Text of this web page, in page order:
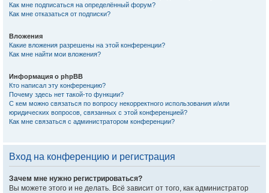
Как мне подписаться на определённый форум?
Как мне отказаться от подписки?
Вложения
Какие вложения разрешены на этой конференции?
Как мне найти мои вложения?
Информация о phpBB
Кто написал эту конференцию?
Почему здесь нет такой-то функции?
С кем можно связаться по вопросу некорректного использования и/или
юридических вопросов, связанных с этой конференцией?
Как мне связаться с администратором конференции?
Вход на конференцию и регистрация
Зачем мне нужно регистрироваться?
Вы можете этого и не делать. Всё зависит от того, как администратор